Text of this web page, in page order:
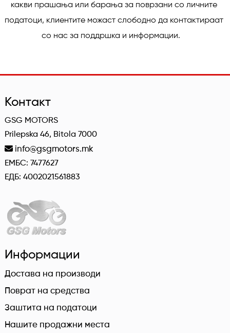
какви прашања или барања за поврзани со личните
податоци, клиентите можаст слободно да контактираат
со нас за поддршка и информации.
Контакт
GSG MOTORS
Prilepska 46, Bitola 7000
info@gsgmotors.mk
ЕМБС: 7477627
ЕДБ: 4002021561883
Информации
Достава на производи
Поврат на средства
Заштита на податоци
Нашите продажни места